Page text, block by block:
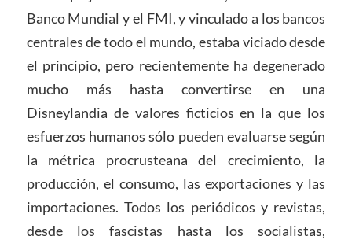
Banco Mundial y el FMI, y vinculado a los bancos
centrales de todo el mundo, estaba viciado desde
el principio, pero recientemente ha degenerado
mucho más hasta convertirse en una
Disneylandia de valores ficticios en la que los
esfuerzos humanos sólo pueden evaluarse según
la métrica procrusteana del crecimiento, la
producción, el consumo, las exportaciones y las
importaciones. Todos los periódicos y revistas,
desde los fascistas hasta los socialistas,